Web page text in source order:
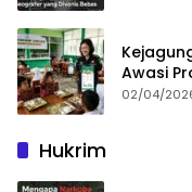
Awasi
02/04/
Hukrim